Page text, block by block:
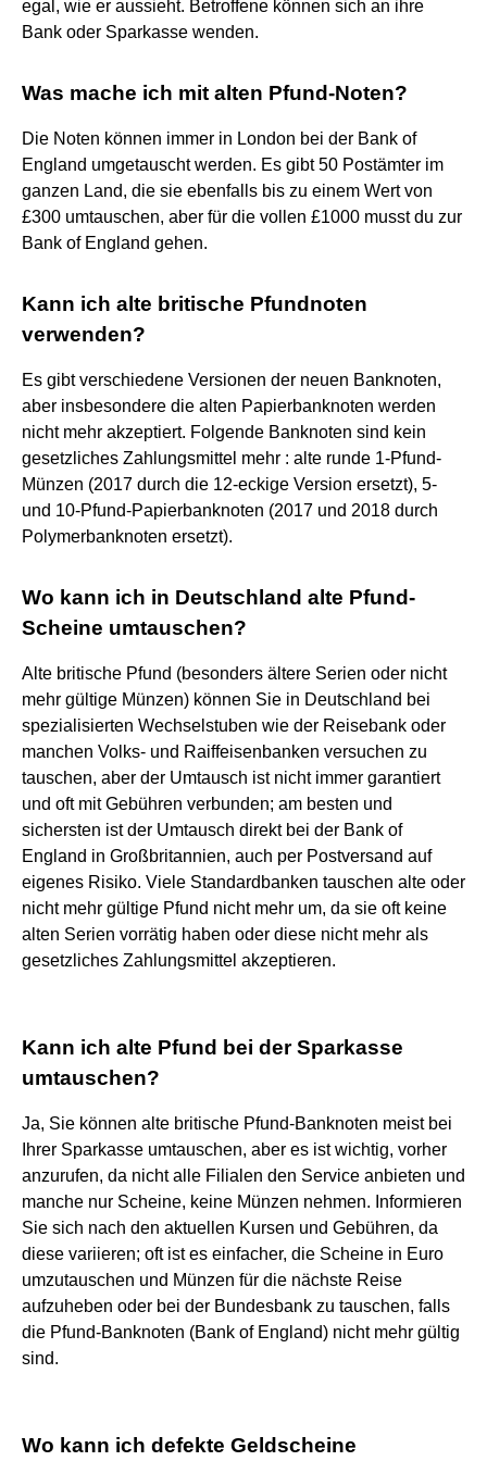
egal, wie er aussieht. Betroffene können sich an ihre
Bank oder Sparkasse wenden.
Was mache ich mit alten Pfund-Noten?
Die Noten können immer in London bei der Bank of
England umgetauscht werden. Es gibt 50 Postämter im
ganzen Land, die sie ebenfalls bis zu einem Wert von
£300 umtauschen, aber für die vollen £1000 musst du zur
Bank of England gehen.
Kann ich alte britische Pfundnoten
verwenden?
Es gibt verschiedene Versionen der neuen Banknoten,
aber insbesondere die alten Papierbanknoten werden
nicht mehr akzeptiert. Folgende Banknoten sind kein
gesetzliches Zahlungsmittel mehr : alte runde 1-Pfund-
Münzen (2017 durch die 12-eckige Version ersetzt), 5-
und 10-Pfund-Papierbanknoten (2017 und 2018 durch
Polymerbanknoten ersetzt).
Wo kann ich in Deutschland alte Pfund-
Scheine umtauschen?
Alte britische Pfund (besonders ältere Serien oder nicht
mehr gültige Münzen) können Sie in Deutschland bei
spezialisierten Wechselstuben wie der Reisebank oder
manchen Volks- und Raiffeisenbanken versuchen zu
tauschen, aber der Umtausch ist nicht immer garantiert
und oft mit Gebühren verbunden; am besten und
sichersten ist der Umtausch direkt bei der Bank of
England in Großbritannien, auch per Postversand auf
eigenes Risiko. Viele Standardbanken tauschen alte oder
nicht mehr gültige Pfund nicht mehr um, da sie oft keine
alten Serien vorrätig haben oder diese nicht mehr als
gesetzliches Zahlungsmittel akzeptieren.
Kann ich alte Pfund bei der Sparkasse
umtauschen?
Ja, Sie können alte britische Pfund-Banknoten meist bei
Ihrer Sparkasse umtauschen, aber es ist wichtig, vorher
anzurufen, da nicht alle Filialen den Service anbieten und
manche nur Scheine, keine Münzen nehmen. Informieren
Sie sich nach den aktuellen Kursen und Gebühren, da
diese variieren; oft ist es einfacher, die Scheine in Euro
umzutauschen und Münzen für die nächste Reise
aufzuheben oder bei der Bundesbank zu tauschen, falls
die Pfund-Banknoten (Bank of England) nicht mehr gültig
sind.
Wo kann ich defekte Geldscheine